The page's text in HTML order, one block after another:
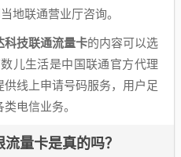
地联通营业厅咨询。
科技联通流量卡的内容可以选
儿生活是中国联通官方代理
线上申请号码服务，用户足
电信业务。
量卡是真的吗？